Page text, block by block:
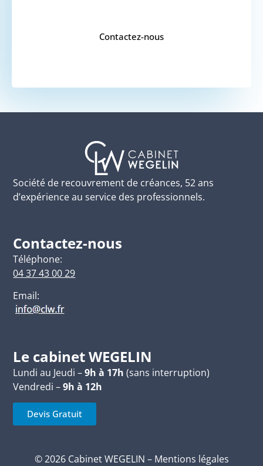
Contactez-nous
Société de recouvrement de créances, 52 ans
d’expérience au service des professionnels.
Contactez-nous
Téléphone:
04 37 43 00 29
Email:
Le cabinet WEGELIN
Lundi au Jeudi –9h à 17h (sans interruption)
Vendredi –9h à 12h
Devis Gratuit
© 2026 Cabinet WEGELIN – Mentions légales